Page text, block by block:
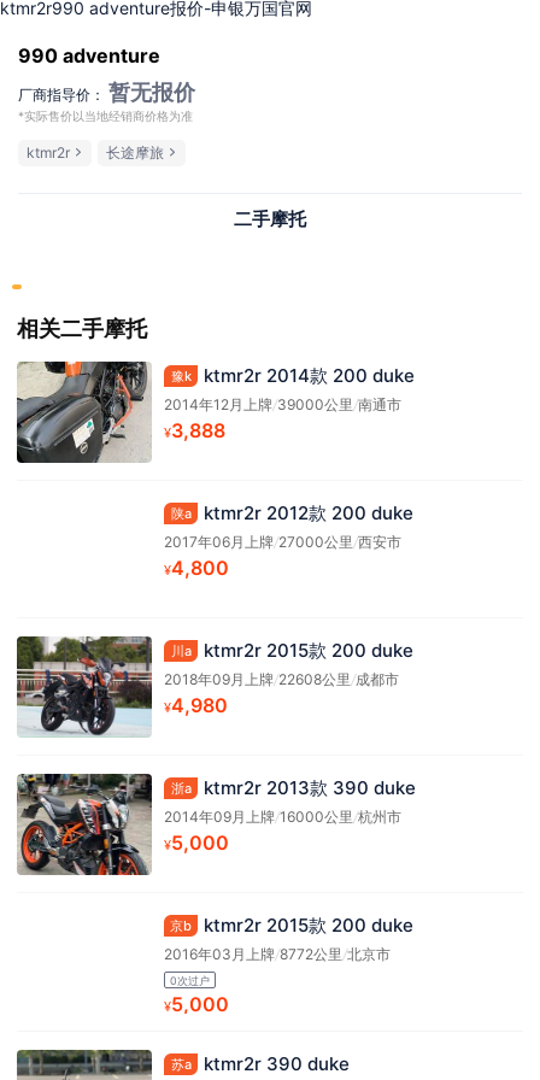
ktmr2r990 adventure报价-申银万国官网
990 adventure
厂商指导价： 暂无报价
*实际售价以当地经销商价格为准
ktmr2r 长途摩旅
二手摩托
相关二手摩托
豫k ktmr2r 2014款 200 duke
2014年12月上牌/39000公里 /南通市
¥3,888
陕a ktmr2r 2012款 200 duke
2017年06月上牌/27000公里 /西安市
¥4,800
川a ktmr2r 2015款 200 duke
2018年09月上牌/22608公里 /成都市
¥4,980
浙a ktmr2r 2013款 390 duke
2014年09月上牌/16000公里 /杭州市
¥5,000
京b ktmr2r 2015款 200 duke
2016年03月上牌/8772公里 /北京市
0次过户
¥5,000
苏a ktmr2r 390 duke